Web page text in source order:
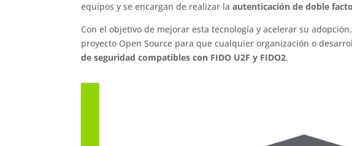
equipos y se encargan de realizar la autenticación de doble
Con el objetivo de mejorar esta tecnología y acelerar su adopción,
proyecto Open Source para que cualquier organización o
de seguridad compatibles con FIDO U2F y FIDO2.